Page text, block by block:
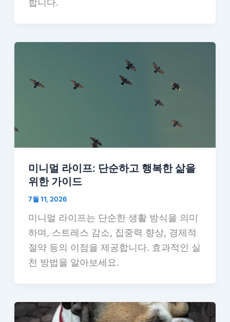
합니다.
미니멀 라이프: 단순하고 행복한 삶을
위한 가이드
7월 11, 2026
미니멀 라이프는 단순한 생활 방식을 의미
하며, 스트레스 감소, 집중력 향상, 경제적
절약 등의 이점을 제공합니다. 효과적인 실
천 방법을 알아보세요.